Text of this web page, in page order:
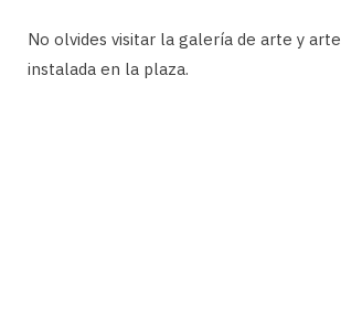
No olvides visitar la galería de arte y
instalada en la plaza.